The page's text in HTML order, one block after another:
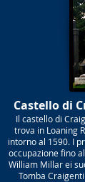
Castello di
Il castello di
trova in Loaning
intorno al 1590. I
occupazione fino
William Millar ei
Tomba